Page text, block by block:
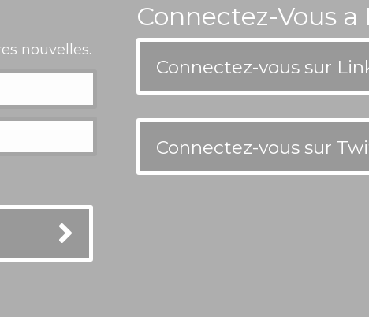
nouvelles.
Connectez-Vous a
Connectez-vous sur
Connectez-vous sur